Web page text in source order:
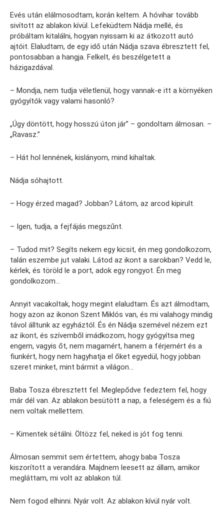
Evés után elálmosodtam, korán keltem. A hóvihar tovább
sivított az ablakon kívül. Lefeküdtem Nádja mellé, és
próbáltam kitalálni, hogyan nyissam ki az átkozott autó
ajtóit. Elaludtam, de egy idő után Nádja szava ébresztett fel,
pontosabban a hangja. Felkelt, és beszélgetett a
házigazdával.
– Mondja, nem tudja véletlenül, hogy vannak-e itt a környéken
gyógyítók vagy valami hasonló?
„Úgy döntött, hogy hosszú úton jár” – gondoltam álmosan. –
„Ravasz.”
– Hát hol lennének, kislányom, mind kihaltak.
Nádja sóhajtott.
– Hogy érzed magad? Jobban? Látom, az arcod kipirult.
– Igen, tudja, a fejfájás megszűnt.
– Tudod mit? Segíts nekem egy kicsit, én meg gondolkozom,
talán eszembe jut valaki. Látod az ikont a sarokban? Vedd le,
kérlek, és töröld le a port, adok egy rongyot. Én meg
gondolkozom…
Annyit vacakoltak, hogy megint elaludtam. És azt álmodtam,
hogy azon az ikonon Szent Miklós van, és mi valahogy mindig
távol álltunk az egyháztól. És én Nádja szemével nézem ezt
az ikont, és szívemből imádkozom, hogy gyógyítsa meg
engem, vagyis őt, nem magamért, hanem a férjemért és a
fiunkért, hogy nem hagyhatja el őket egyedül, hogy jobban
szeret minket, mint bármit a világon…
Baba Tosza ébresztett fel. Meglepődve fedeztem fel, hogy
már dél van. Az ablakon besütött a nap, a feleségem és a fiú
nem voltak mellettem.
– Kimentek sétálni. Öltözz fel, neked is jót fog tenni.
Álmosan semmit sem értettem, ahogy baba Tosza
kiszorított a verandára. Majdnem leesett az állam, amikor
megláttam, mi volt az ablakon túl.
Nem fogod elhinni. Nyár volt. Az ablakon kívül nyár volt.